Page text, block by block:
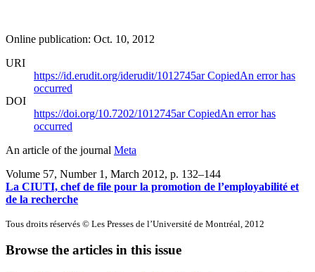
Online publication: Oct. 10, 2012
URI
https://id.erudit.org/iderudit/1012745arCopiedAn error has
occurred
DOI
https://doi.org/10.7202/1012745arCopiedAn error has
occurred
An article of the journal Meta
Volume 57, Number 1, March 2012, p. 132–144
La CIUTI, chef de file pour la promotion de l’employabilité et
de la recherche
Tous droits réservés © Les Presses de l’Université de Montréal, 2012
Browse the articles in this issue